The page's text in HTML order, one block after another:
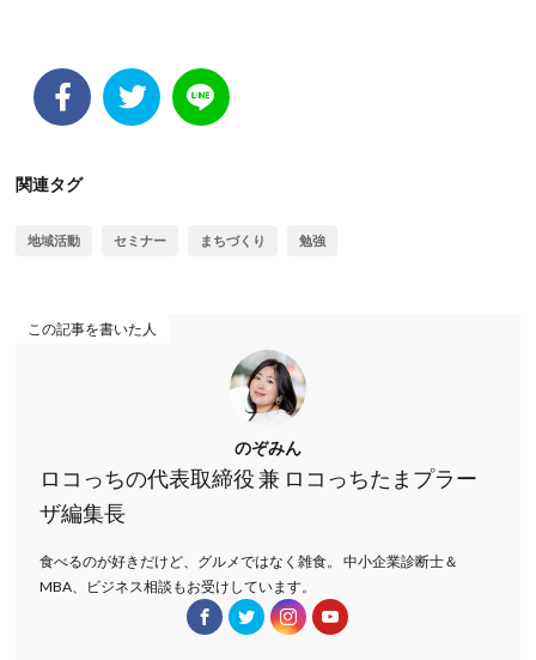
関連タグ
地域活動 セミナー まちづくり 勉強
この記事を書いた人
のぞみん
ロコっちの代表取締役 兼 ロコっちたまプラー
ザ編集長
食べるのが好きだけど、グルメではなく雑食。 中小企業診断士＆
MBA、ビジネス相談もお受けしています。